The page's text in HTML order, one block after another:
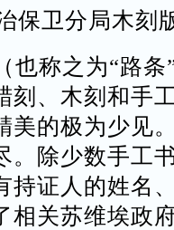
保卫分局木刻
称之为“路条
刻、木刻和手
美的极为少见
。除少数手工
持证人的姓名
相关苏维埃政